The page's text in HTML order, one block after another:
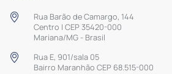
Rua Barão de Camargo, 144
Centro | CEP 35420-000
Mariana/MG - Brasil
Rua E, 901/sala 05
Bairro Maranhão CEP 68.515-000